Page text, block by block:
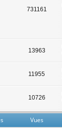
731161
13963
11955
10726
Vues